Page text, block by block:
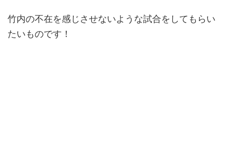
竹内の不在を感じさせないような試合をしてもらい
たいものです！